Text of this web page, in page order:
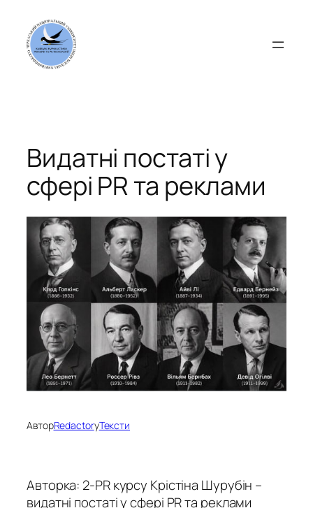
вмісту
Видатні постаті у
сфері PR та реклами
АвторRedactorуТексти
Авторка: 2-PR курсу Крістіна Шурубін –
видатні постаті у сфері PR та реклами